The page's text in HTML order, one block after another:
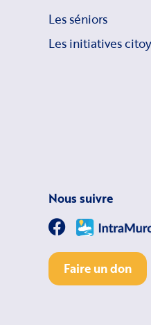
Les séniors
Les initiatives
Nous suivre
Faire un don